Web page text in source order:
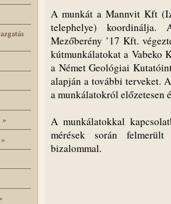
»
A munkát a Mannvit Kft
telephelye) koordinálja.
Mezőberény ’17 Kft.
kútmunkálatokat a Vabeko
a Német Geológiai
alapján a további terveket.
a munkálatokról előzetesen
A munkálatokkal
mérések során felmerült
bizalommal.